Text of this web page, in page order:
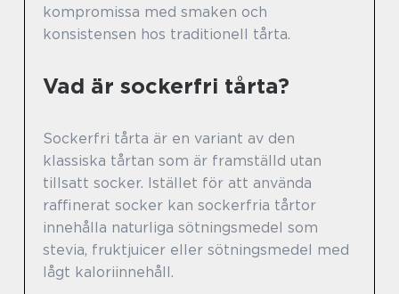
kompromissa med smaken och
konsistensen hos traditionell tårta.
Vad är sockerfri tårta?
Sockerfri tårta är en variant av den
klassiska tårtan som är framställd utan
tillsatt socker. Istället för att använda
raffinerat socker kan sockerfria tårtor
innehålla naturliga sötningsmedel som
stevia, fruktjuicer eller sötningsmedel med
lågt kaloriinnehåll.